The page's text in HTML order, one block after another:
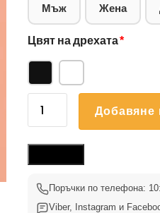
Мъж Жена
Цвят на дрехата*
количество
004
Добавяне
Поръчки по телефона:
Viber, Instagram и